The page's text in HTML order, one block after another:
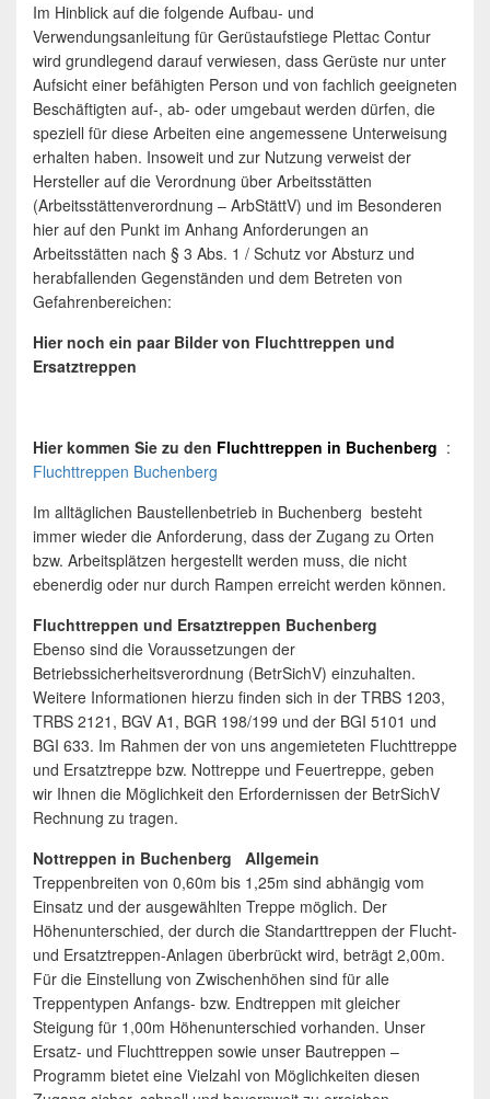
Im Hinblick auf die folgende Aufbau- und
Verwendungsanleitung für Gerüstaufstiege Plettac Contur
wird grundlegend darauf verwiesen, dass Gerüste nur unter
Aufsicht einer befähigten Person und von fachlich geeigneten
Beschäftigten auf-, ab- oder umgebaut werden dürfen, die
speziell für diese Arbeiten eine angemessene Unterweisung
erhalten haben. Insoweit und zur Nutzung verweist der
Hersteller auf die Verordnung über Arbeitsstätten
(Arbeitsstättenverordnung – ArbStättV) und im Besonderen
hier auf den Punkt im Anhang Anforderungen an
Arbeitsstätten nach § 3 Abs. 1 / Schutz vor Absturz und
herabfallenden Gegenständen und dem Betreten von
Gefahrenbereichen:
Hier noch ein paar Bilder von Fluchttreppen und
Ersatztreppen
Hier kommen Sie zu den Fluchttreppen in Buchenberg :
Fluchttreppen Buchenberg
Im alltäglichen Baustellenbetrieb in Buchenberg besteht
immer wieder die Anforderung, dass der Zugang zu Orten
bzw. Arbeitsplätzen hergestellt werden muss, die nicht
ebenerdig oder nur durch Rampen erreicht werden können.
Fluchttreppen und Ersatztreppen Buchenberg
Ebenso sind die Voraussetzungen der
Betriebssicherheitsverordnung (BetrSichV) einzuhalten.
Weitere Informationen hierzu finden sich in der TRBS 1203,
TRBS 2121, BGV A1, BGR 198/199 und der BGI 5101 und
BGI 633. Im Rahmen der von uns angemieteten Fluchttreppe
und Ersatztreppe bzw. Nottreppe und Feuertreppe, geben
wir Ihnen die Möglichkeit den Erfordernissen der BetrSichV
Rechnung zu tragen.
Nottreppen in Buchenberg Allgemein
Treppenbreiten von 0,60m bis 1,25m sind abhängig vom
Einsatz und der ausgewählten Treppe möglich. Der
Höhenunterschied, der durch die Standarttreppen der Flucht-
und Ersatztreppen-Anlagen überbrückt wird, beträgt 2,00m.
Für die Einstellung von Zwischenhöhen sind für alle
Treppentypen Anfangs- bzw. Endtreppen mit gleicher
Steigung für 1,00m Höhenunterschied vorhanden. Unser
Ersatz- und Fluchttreppen sowie unser Bautreppen –
Programm bietet eine Vielzahl von Möglichkeiten diesen